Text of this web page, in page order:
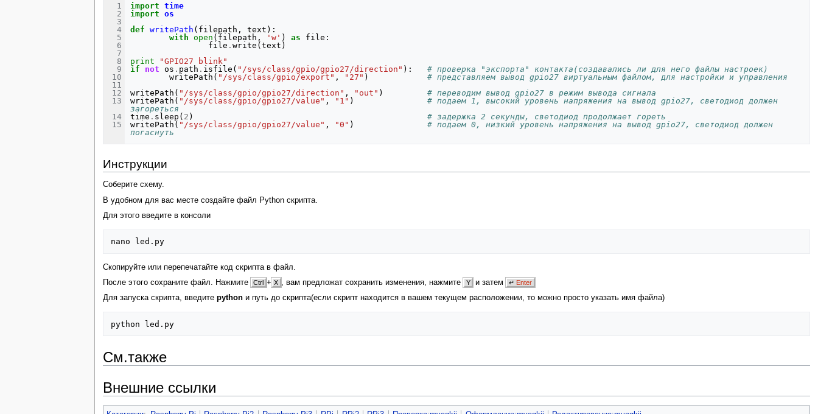
import
time
import
os
def
writePath ( filepath , text ):
with
open ( filepath , 'w' ) as file :
file .write (text )
print
"GPIO27 blink"
if
not os . path . isfile ( "/sys/class/gpio/gpio27/direction" ):
# проверка "экспорта" контакта(создавались ли для него файлы настроек)
writePath ( "/sys/class/gpio/export" , "27" )
# представляем вывод gpio27 виртуальным файлом, для настройки и управления
writePath ( "/sys/class/gpio/gpio27/direction" , "out" )
# переводим вывод gpio27 в режим вывода сигнала
writePath ( "/sys/class/gpio/gpio27/value" , "1" )
# подаем 1, высокий уровень напряжения на вывод gpio27, светодиод должен
загореться
time. sleep ( 2 )
# задержка 2 секунды, светодиод продолжает гореть
writePath( "/sys/class/gpio/gpio27/value" , "0" )
# подаем 0, низкий уровень напряжения на вывод gpio27, светодиод должен
погаснуть
Инструкции
Соберите схему.
В удобном для вас месте создайте файл Python скрипта.
Для этого введите в консоли
Скопируйте или перепечатайте код скрипта в файл.
После этого сохраните файл. Нажмите
Ctrl + X , вам предложат сохранить изменения, нажмите Y и затем ↵ Enter
Для запуска скрипта, введите pythonи путь до скрипта(если скрипт находится в вашем текущем расположении, то можно просто указать имя файла)
См.также
Внешние ссылки